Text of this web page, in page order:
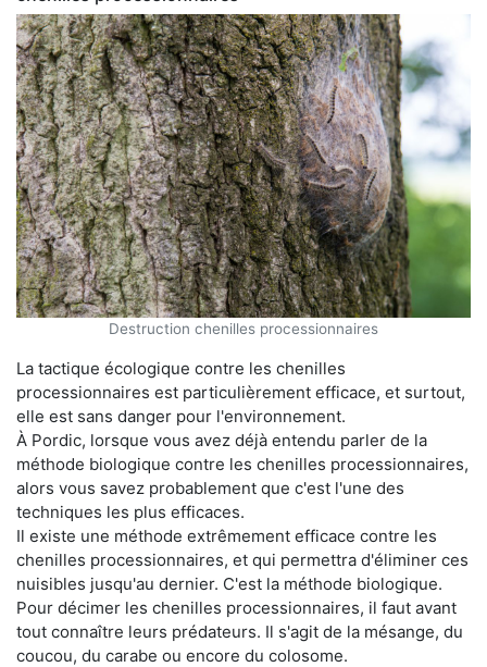
Destruction chenilles processionnaires
La tactique écologique contre les chenilles
processionnaires est particulièrement efficace, et surtout,
elle est sans danger pour l'environnement.
À Pordic, lorsque vous avez déjà entendu parler de la
méthode biologique contre les chenilles processionnaires,
alors vous savez probablement que c'est l'une des
techniques les plus efficaces.
Il existe une méthode extrêmement efficace contre les
chenilles processionnaires, et qui permettra d'éliminer ces
nuisibles jusqu'au dernier. C'est la méthode biologique.
Pour décimer les chenilles processionnaires, il faut avant
tout connaître leurs prédateurs. Il s'agit de la mésange, du
coucou, du carabe ou encore du colosome.